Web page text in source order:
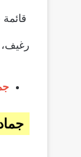
قائمة
جماد